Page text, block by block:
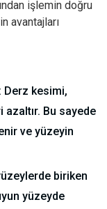
işlemin doğru
avantajları
kesimi,
Bu sayede
ve yüzeyin
biriken
yüzeyde